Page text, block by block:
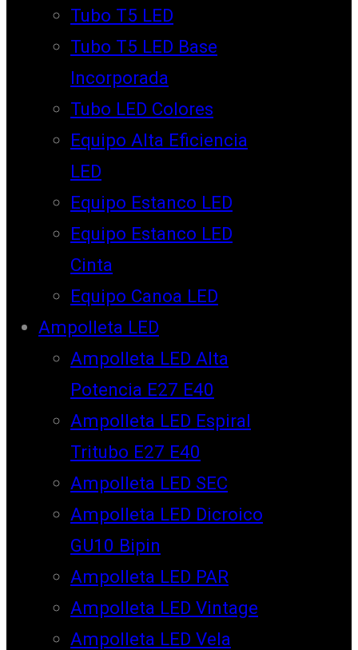
Tubo T5 LED
Tubo T5 LED Base
Incorporada
Tubo LED Colores
Equipo Alta Eficiencia
LED
Equipo Estanco LED
Equipo Estanco LED
Cinta
Equipo Canoa LED
Ampolleta LED
Ampolleta LED Alta
Potencia E27 E40
Ampolleta LED Espiral
Tritubo E27 E40
Ampolleta LED SEC
Ampolleta LED Dicroico
GU10 Bipin
Ampolleta LED PAR
Ampolleta LED Vintage
Ampolleta LED Vela